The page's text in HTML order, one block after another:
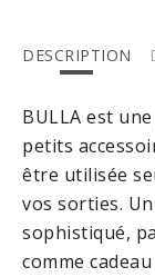
DESCRIPTION
BULLA est
petits
être utilisée
vos sorties.
sophistiqué,
comme